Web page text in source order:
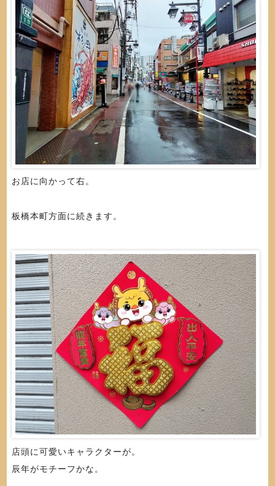
お店に向かって右。
板橋本町方面に続きます。
店頭に可愛いキャラクターが。
辰年がモチーフかな。